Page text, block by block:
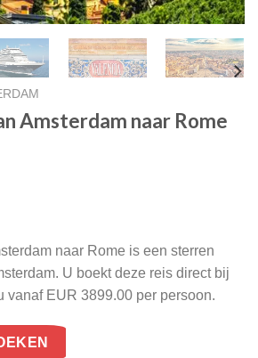
Amsterdam naar Rome
naar Rome is een sterren
U boekt deze reis direct bij
vanaf EUR 3899.00 per persoon.